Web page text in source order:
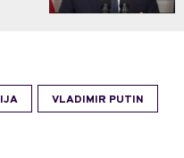
VLADIMIR PUTIN